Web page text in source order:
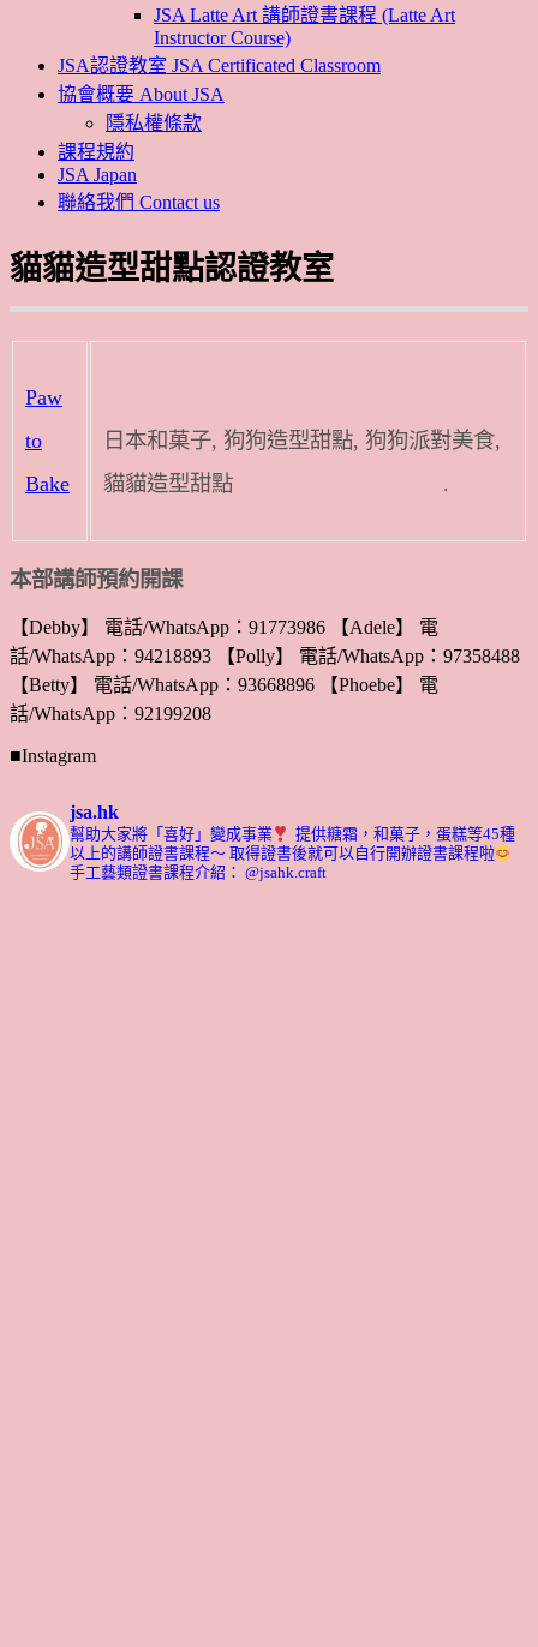
JSA Latte Art 講師證書課程 (Latte Art
Instructor Course)
JSA認證教室 JSA Certificated Classroom
協會概要 About JSA
隱私權條款
課程規約
JSA Japan
聯絡我們 Contact us
貓貓造型甜點認證教室
Paw
to
Bake
日本和菓子, 狗狗造型甜點, 狗狗派對美食,
貓貓造型甜點 .
本部講師預約開課
【Debby】 電話/WhatsApp：91773986 【Adele】 電
話/WhatsApp：94218893 【Polly】 電話/WhatsApp：97358488
【Betty】 電話/WhatsApp：93668896 【Phoebe】 電
話/WhatsApp：92199208
■Instagram
jsa.hk
幫助大家將「喜好」變成事業
提供糖霜，和菓子，蛋糕等45種
以上的講師證書課程～ 取得證書後就可以自行開辦證書課程啦
手工藝類證書課程介紹： @jsahk.craft